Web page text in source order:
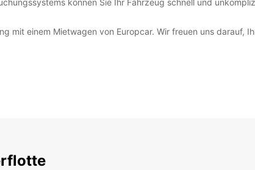
können Sie Ihr Fahrzeug schnell und
mit einem Mietwagen von Europcar. Wir freuen uns darauf,